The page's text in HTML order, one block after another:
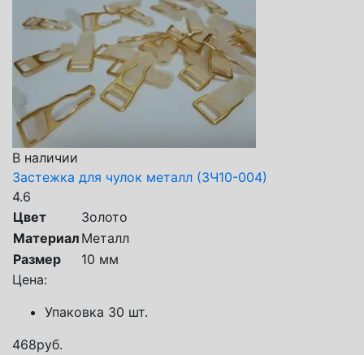
В наличии
Застежка для чулок металл (ЗЧ10-004)
4.6
Цвет
Золото
Материал Металл
Размер
10 мм
Цена:
Упаковка 30 шт.
468руб.